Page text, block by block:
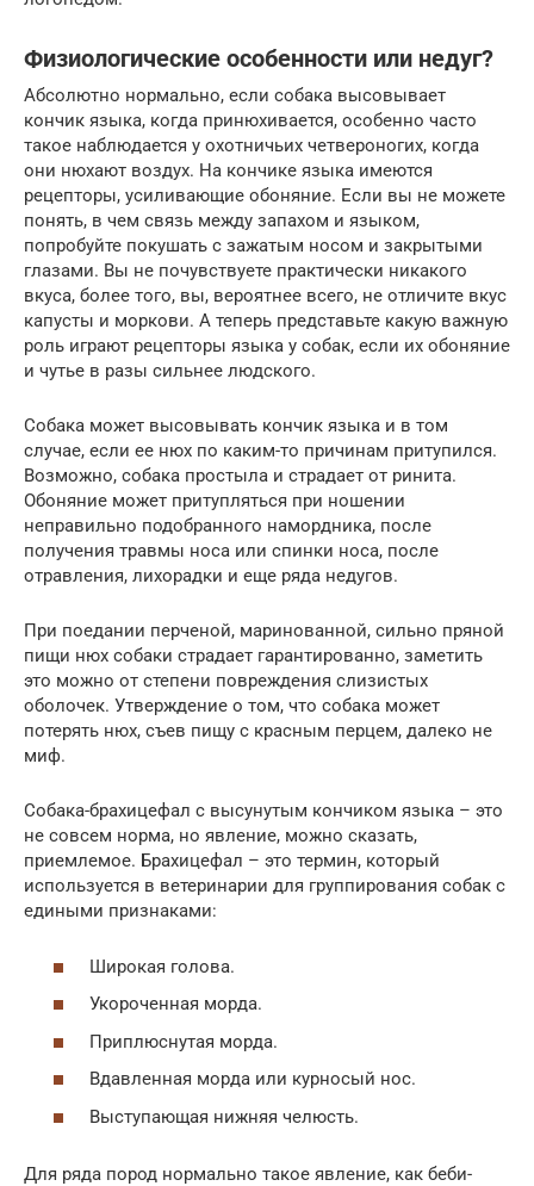
Физиологические особенности или недуг?
Абсолютно нормально, если собака высовывает
кончик языка, когда принюхивается, особенно часто
такое наблюдается у охотничьих четвероногих, когда
они нюхают воздух. На кончике языка имеются
рецепторы, усиливающие обоняние. Если вы не можете
понять, в чем связь между запахом и языком,
попробуйте покушать с зажатым носом и закрытыми
глазами. Вы не почувствуете практически никакого
вкуса, более того, вы, вероятнее всего, не отличите вкус
капусты и моркови. А теперь представьте какую важную
роль играют рецепторы языка у собак, если их обоняние
и чутье в разы сильнее людского.
Собака может высовывать кончик языка и в том
случае, если ее нюх по каким-то причинам притупился.
Возможно, собака простыла и страдает от ринита.
Обоняние может притупляться при ношении
неправильно подобранного намордника, после
получения травмы носа или спинки носа, после
отравления, лихорадки и еще ряда недугов.
При поедании перченой, маринованной, сильно пряной
пищи нюх собаки страдает гарантированно, заметить
это можно от степени повреждения слизистых
оболочек. Утверждение о том, что собака может
потерять нюх, съев пищу с красным перцем, далеко не
миф.
Собака-брахицефал с высунутым кончиком языка – это
не совсем норма, но явление, можно сказать,
приемлемое. Брахицефал – это термин, который
используется в ветеринарии для группирования собак с
едиными признаками:
Широкая голова.
Укороченная морда.
Приплюснутая морда.
Вдавленная морда или курносый нос.
Выступающая нижняя челюсть.
Для ряда пород нормально такое явление, как беби-